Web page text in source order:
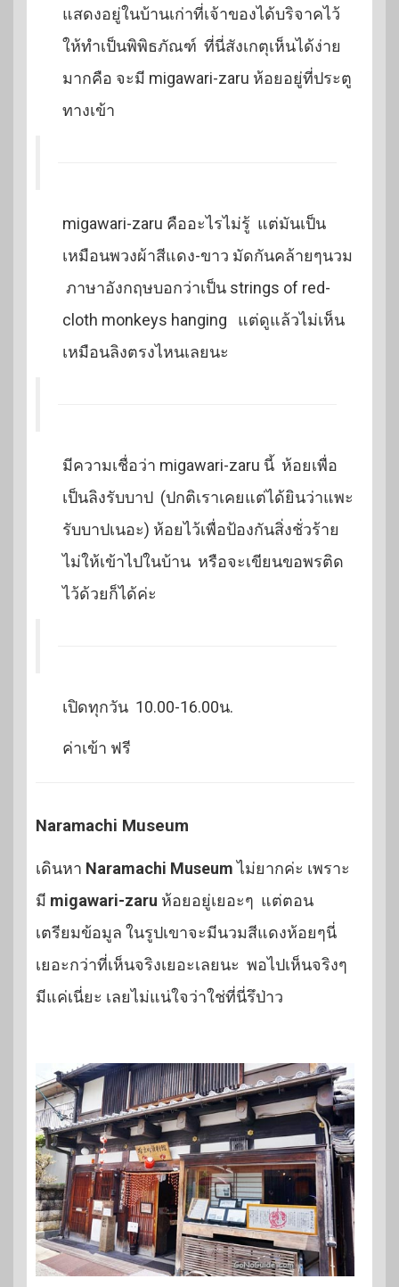
แสดงอยู่ในบ้านเก่าที่เจ้าของได้บริจาคไว้
ให้ทำเป็นพิพิธภัณฑ์ ที่นี่สังเกตุเห็นได้ง่าย
มากคือ จะมี migawari-zaru ห้อยอยู่ที่ประตู
ทางเข้า
migawari-zaru คืออะไรไม่รู้ แต่มันเป็น
เหมือนพวงผ้าสีแดง-ขาว มัดกันคล้ายๆนวม
ภาษาอังกฤษบอกว่าเป็น strings of red-
cloth monkeys hanging แต่ดูแล้วไม่เห็น
เหมือนลิงตรงไหนเลยนะ
มีความเชื่อว่า migawari-zaru นี้ ห้อยเพื่อ
เป็นลิงรับบาป (ปกติเราเคยแต่ได้ยินว่าแพะ
รับบาปเนอะ) ห้อยไว้เพื่อป้องกันสิ่งชั่วร้าย
ไม่ให้เข้าไปในบ้าน หรือจะเขียนขอพรติด
ไว้ด้วยก็ได้ค่ะ
เปิดทุกวัน 10.00-16.00น.
ค่าเข้า ฟรี
Naramachi Museum
เดินหา Naramachi Museumไม่ยากค่ะ เพราะ
มี migawari-zaru ห้อยอยู่เยอะๆ แต่ตอน
เตรียมข้อมูล ในรูปเขาจะมีนวมสีแดงห้อยๆนี่
เยอะกว่าที่เห็นจริงเยอะเลยนะ พอไปเห็นจริงๆ
มีแค่เนี่ยะ เลยไม่แน่ใจว่าใช่ที่นี่รึป่าว